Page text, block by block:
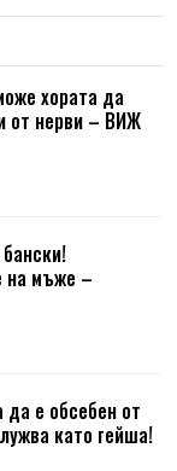
хората да
от нерви – ВИЖ
на мъже –
е обсебен от
като гейша!